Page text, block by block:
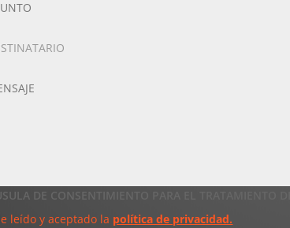
DE CONSENTIMIENTO PARA EL TRATAMIENTO
leído y aceptado la política de privacidad.